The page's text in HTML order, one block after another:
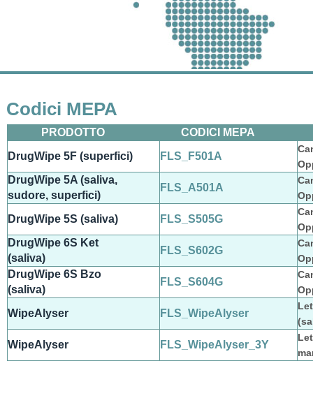
Codici MEPA
PRODOTTO
CODICI MEPA
DrugWipe 5F (superfici)
FLS_F501A
DrugWipe 5A (saliva,
sudore, superfici)
FLS_A501A
DrugWipe 5S (saliva) FLS_S505G
DrugWipe 6S Ket
(saliva)
FLS_S602G
DrugWipe 6S Bzo
(saliva)
FLS_S604G
WipeAlyser FLS_WipeAlyser
WipeAlyser FLS_WipeAlyser_3Y